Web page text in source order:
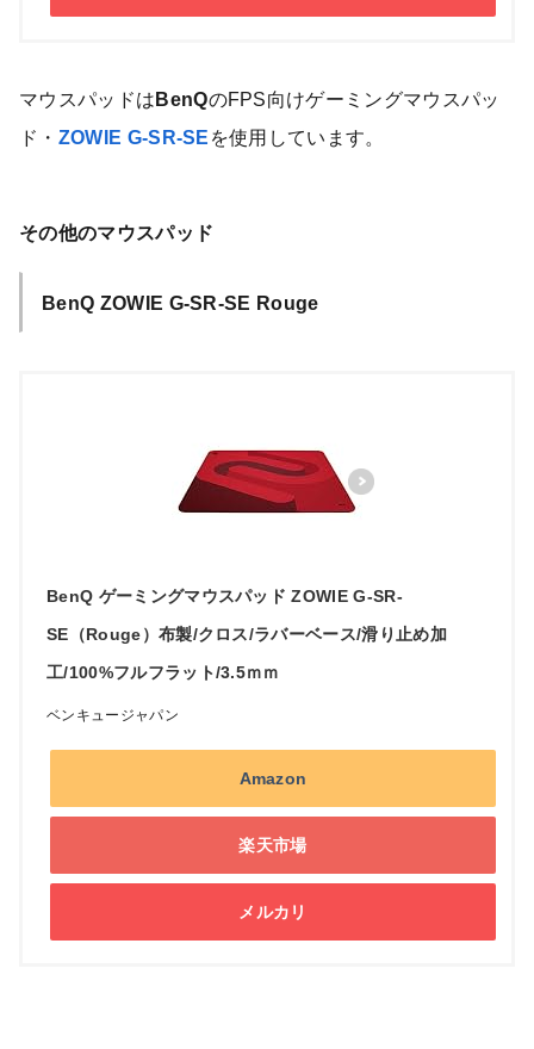
マウスパッドは BenQのFPS向けゲーミングマウスパッ
ド・ ZOWIE G-SR-SE を使用しています。
その他のマウスパッド
BenQ ZOWIE G-SR-SE Rouge
BenQ ゲーミングマウスパッド ZOWIE G-SR-
SE（Rouge）布製/クロス/ラバーベース/滑り止め加
工/100%フルフラット/3.5ｍｍ
ベンキュージャパン
Amazon
楽天市場
メルカリ